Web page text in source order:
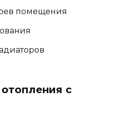
помещения
с